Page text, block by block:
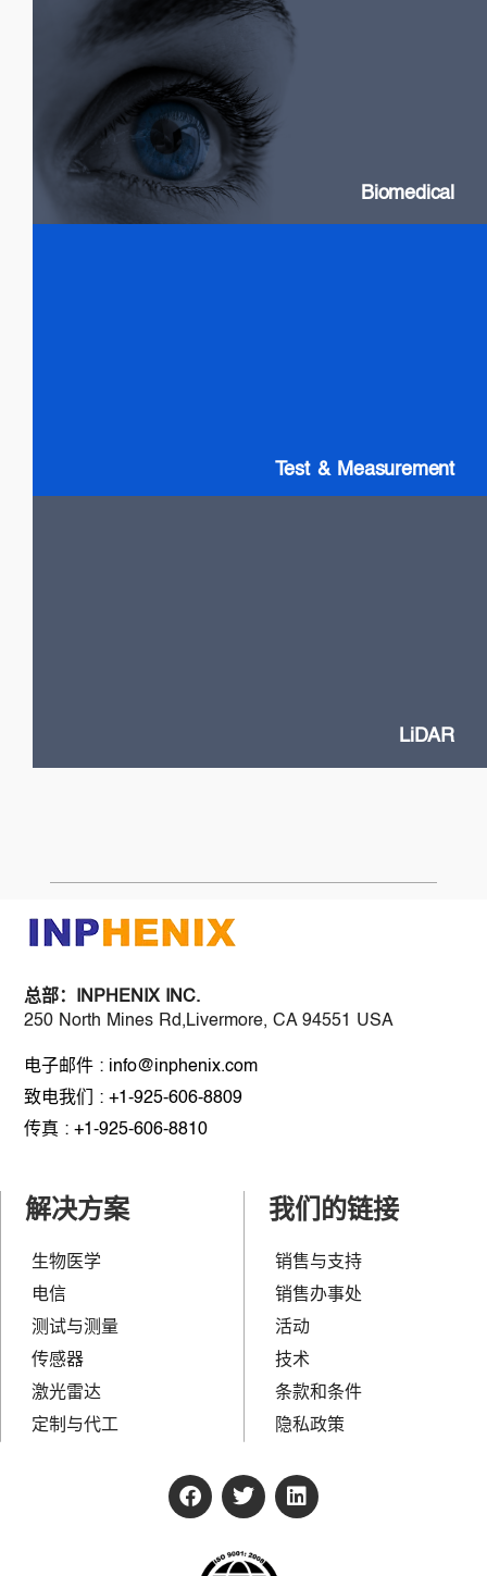
Biomedical
SLDs: Wideband & High Power
Swept Source Lasers: Long Coherence
Test & Measurement
LiDAR
总部：
INPHENIX INC.
250 North Mines Rd,Livermore, CA 94551 USA
电子邮件 : info@inphenix.com
致电我们 : +1-925-606-8809
传真 : +1-925-606-8810
解决方案
生物医学
电信
测试与测量
传感器
激光雷达
定制与代工
我们的链接
销售与支持
销售办事处
活动
技术
条款和条件
隐私政策